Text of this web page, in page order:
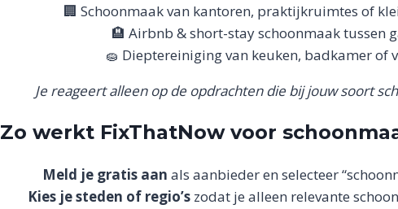
🏢 Schoonmaak van kantoren, praktijkruimtes of
🏨 Airbnb & short-stay schoonmaak tussen
🧽 Dieptereiniging van keuken, badkamer of
Je reageert alleen op de opdrachten die bij jouw soort
Zo werkt FixThatNow voor
Meld je gratis aan als aanbieder en selecteer
Kies je steden of regio’szodat je alleen relevante